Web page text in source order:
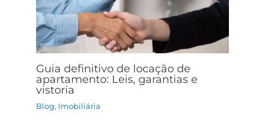
Guia definitivo de locação de
apartamento: Leis, garantias e
vistoria
Blog, Imobiliária